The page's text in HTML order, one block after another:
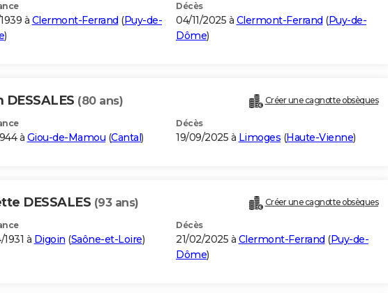
à Clermont-Ferrand (Puy-de-
)
Décès
04/11/2025 à Clermont-Ferrand (Puy-de-
Dôme)
DESSALES (80 ans) Créer une cagnotte obsèques
à Giou-de-Mamou (Cantal)
Décès
19/09/2025 à Limoges (Haute-Vienne)
DESSALES (93 ans) Créer une cagnotte obsèques
à Digoin (Saône-et-Loire)
Décès
21/02/2025 à Clermont-Ferrand (Puy-de-
Dôme)